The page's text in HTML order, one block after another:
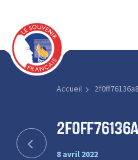
Accueil
8 avril 2022